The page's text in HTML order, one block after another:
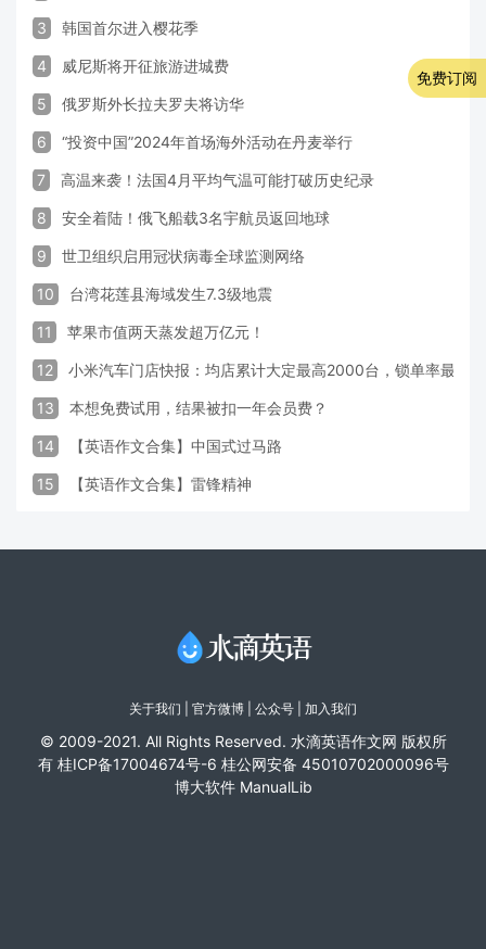
3 韩国首尔进入樱花季
4 威尼斯将开征旅游进城费
5 俄罗斯外长拉夫罗夫将访华
6 “投资中国”2024年首场海外活动在丹麦举行
7 高温来袭！法国4月平均气温可能打破历史纪录
8 安全着陆！俄飞船载3名宇航员返回地球
9 世卫组织启用冠状病毒全球监测网络
10 台湾花莲县海域发生7.3级地震
11 苹果市值两天蒸发超万亿元！
12 小米汽车门店快报：均店累计大定最高2000台，锁单率最高
13 本想免费试用，结果被扣一年会员费？
14 【英语作文合集】中国式过马路
15 【英语作文合集】雷锋精神
关于我们 官方微博 | 公众号 | 加入我们
© 2009-2021. All Rights Reserved. 水滴英语作文网 版权所
有 桂ICP备17004674号-6 桂公网安备 45010702000096号
博大软件 ManualLib
免费订阅